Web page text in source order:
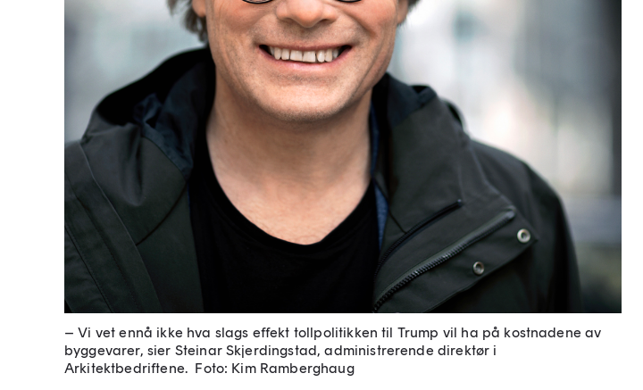
– Vi vet ennå ikke hva slags effekt tollpolitikken til Trump vil ha på kostnadene av
byggevarer, sier Steinar Skjerdingstad, administrerende direktør i
Arkitektbedriftene. Foto: Kim Ramberghaug